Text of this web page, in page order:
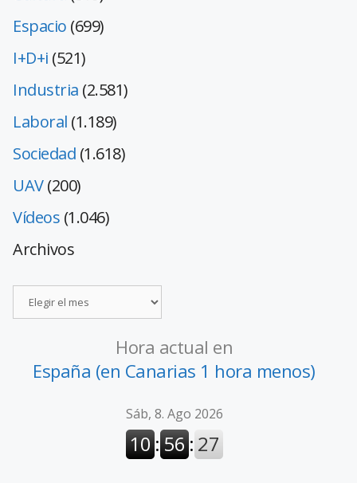
Espacio (699)
I+D+i (521)
Industria (2.581)
Laboral (1.189)
Sociedad (1.618)
UAV(200)
Vídeos (1.046)
Archivos
Hora actual en
España (en Canarias 1 hora menos)